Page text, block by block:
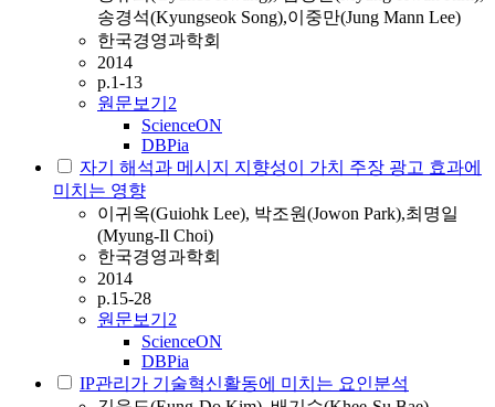
송경석(Kyungseok Song),이중만(Jung Mann Lee)
한국경영과학회
2014
p.1-13
원문보기 2
ScienceON
DBPia
자기 해석과 메시지 지향성이 가치 주장 광고 효과에
미치는 영향
이귀옥(Guiohk Lee), 박조원(Jowon Park),최명일
(Myung-Il Choi)
한국경영과학회
2014
p.15-28
원문보기 2
ScienceON
DBPia
IP관리가 기술혁신활동에 미치는 요인분석